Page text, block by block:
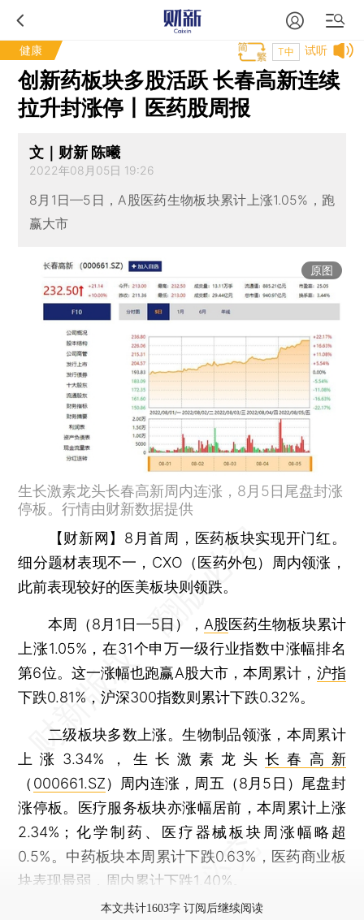
健康 试听
T中
创新药板块多股活跃 长春高新连续
拉升封涨停丨医药股周报
文｜财新 陈曦
2022年08月05日 19:26
8月1日—5日，A股医药生物板块累计上涨1.05%，跑
赢大市
原图
生长激素龙头长春高新周内连涨，8月5日尾盘封涨
停板。行情由财新数据提供
【财新网】 8月首周，医药板块实现开门红。
细分题材表现不一，CXO（医药外包）周内领涨，
此前表现较好的医美板块则领跌。
本周（8月1日—5日）， A股医药生物板块累计
上涨1.05%，在31个申万一级行业指数中涨幅排名
第6位。这一涨幅也跑赢A股大市，本周累计， 沪指
下跌0.81%，沪深300指数则累计下跌0.32%。
二级板块多数上涨。生物制品领涨，本周累计
上涨3.34%，生长激素龙头长春高新
（ 000661.SZ）周内连涨，周五（8月5日）尾盘封
涨停板。医疗服务板块亦涨幅居前，本周累计上涨
2.34%；化学制药、医疗器械板块周涨幅略超
0.5%。中药板块本周累计下跌0.63%，医药商业板
块表现最弱，周内累计下跌1.40%。
本文共计1603字 订阅后继续阅读